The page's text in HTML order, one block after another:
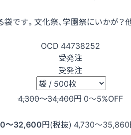
です。文化祭、学園祭にいかが
OCD 44738252
受発注
受発注
4,300〜34,400円 0〜5%OFF
〜32,600円(税抜) 4,730〜35,860